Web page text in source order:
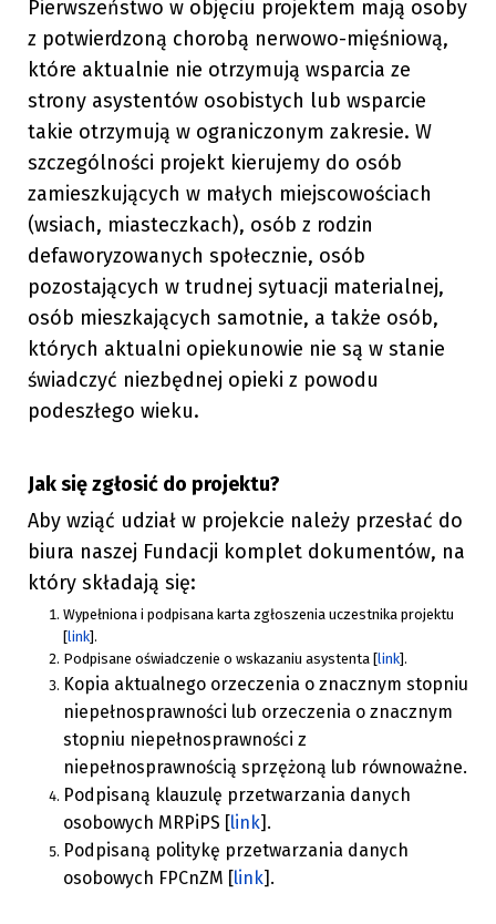
Pierwszeństwo w objęciu projektem mają osoby
z potwierdzoną chorobą nerwowo-mięśniową,
które aktualnie nie otrzymują wsparcia ze
strony asystentów osobistych lub wsparcie
takie otrzymują w ograniczonym zakresie. W
szczególności projekt kierujemy do osób
zamieszkujących w małych miejscowościach
(wsiach, miasteczkach), osób z rodzin
defaworyzowanych społecznie, osób
pozostających w trudnej sytuacji materialnej,
osób mieszkających samotnie, a także osób,
których aktualni opiekunowie nie są w stanie
świadczyć niezbędnej opieki z powodu
podeszłego wieku.
Jak się zgłosić do projektu?
Aby wziąć udział w projekcie należy przesłać do
biura naszej Fundacji komplet dokumentów, na
który składają się:
Wypełniona i podpisana karta zgłoszenia uczestnika projektu
[link].
Podpisane oświadczenie o wskazaniu asystenta [link].
Kopia aktualnego orzeczenia o znacznym stopniu
niepełnosprawności lub orzeczenia o znacznym
stopniu niepełnosprawności z
niepełnosprawnością sprzężoną lub równoważne.
Podpisaną klauzulę przetwarzania danych
osobowych MRPiPS [link].
Podpisaną politykę przetwarzania danych
osobowych FPCnZM [link].